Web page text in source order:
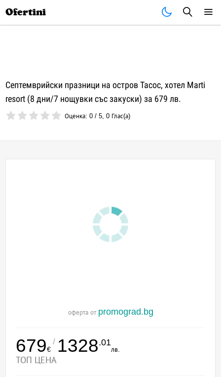
Ofertini
Септемврийски празници на остров Тасос, хотел Marti
resort (8 дни/7 нощувки със закуски) за 679 лв.
Оценка:0 /5,0 Глас(а)
оферта от promograd.bg
679€
/ 1328.01
лв.
ТОП ЦЕНА